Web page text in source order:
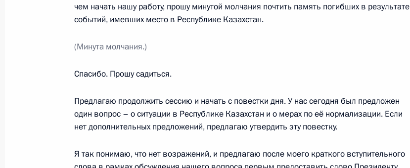
Телефонный разговор с Президентом Казахстана Касым-
Жомартом Токаевым
7 января 2022 года, пятница
Владимир Путин провёл ряд телефонных разговоров с главами
7 января 2022 года, 15:50
чем начать нашу работу, прошу минутой молчания почтить память погибших в результате
событий, имевших место в Республике Казахстан.
(Минута молчания.)
Спасибо. Прошу садиться.
Предлагаю продолжить сессию и начать с повестки дня. У нас сегодня был предложен
один вопрос – о ситуации в Республике Казахстан и о мерах по её нормализации. Если
нет дополнительных предложений, предлагаю утвердить эту повестку.
Я так понимаю, что нет возражений, и предлагаю после моего краткого вступительного